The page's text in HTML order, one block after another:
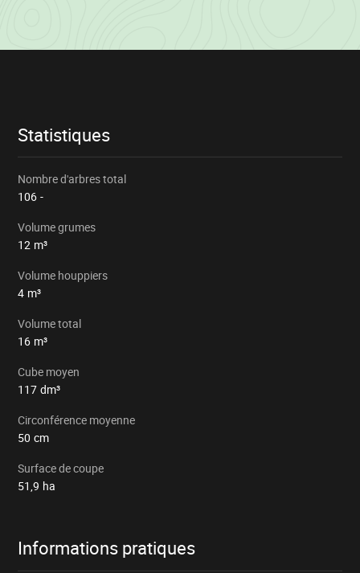
Informations
Statistiques
Nombre d'arbres total
106 -
Volume grumes
12 m³
Volume houppiers
4 m³
Volume total
16 m³
Cube moyen
117 dm³
Circonférence moyenne
50 cm
Surface de coupe
51,9 ha
Informations pratiques